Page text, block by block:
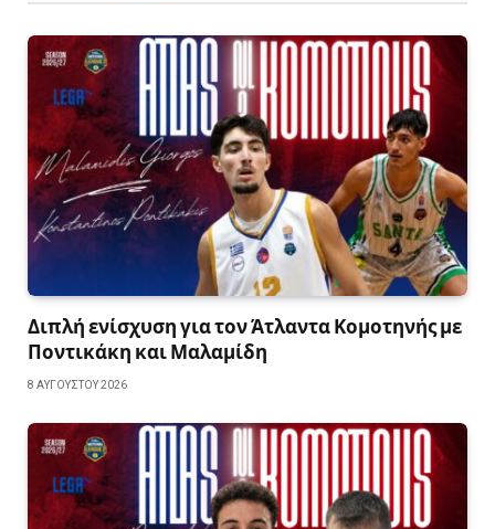
Διπλή ενίσχυση για τον Άτλαντα Κομοτηνής με
Ποντικάκη και Μαλαμίδη
8 ΑΥΓΟΎΣΤΟΥ 2026